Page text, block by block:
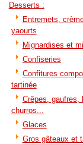
Desserts :
Entremets,
yaourts
Mignardises et
Confiseries
Confitures
tartinée
Crêpes, gaufres,
churros...
Glaces
Gros gâteaux et